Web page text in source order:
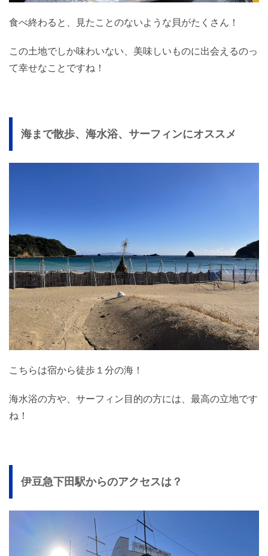
食べ終わると、見たことのないような貝がたくさん！
この土地でしか味わいない、美味しいものに出会えるのっ
て幸せなことですね！
海まで散歩、海水浴、サーフィンにオススメ
こちらは宿から徒歩１分の海！
海水浴の方や、サーフィン目的の方には、最高の立地です
ね！
伊豆急下田駅からのアクセスは？